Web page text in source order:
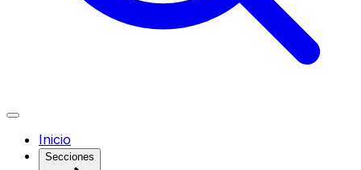
Inicio
Secciones